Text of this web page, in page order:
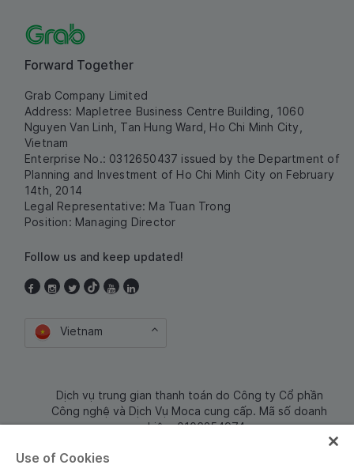
Forward Together
Grab Company Limited
Address: Mapletree Business Centre Building, 1060
Nguyen Van Linh, Tan Hung Ward, Ho Chi Minh City,
Vietnam
Enterprise No.: 0312650437 issued by the Department of
Planning and Investment of Ho Chi Minh City on February
14th, 2014
Legal Representative: Ma Tuan Trong
Position: Managing Director
Follow us and keep updated!
Vietnam
Dịch vụ trung gian thanh toán do Công ty Cổ phần
Công nghệ và Dịch Vụ Moca cung cấp. Mã số doanh
nghiệp: 0106254974
Use of Cookies